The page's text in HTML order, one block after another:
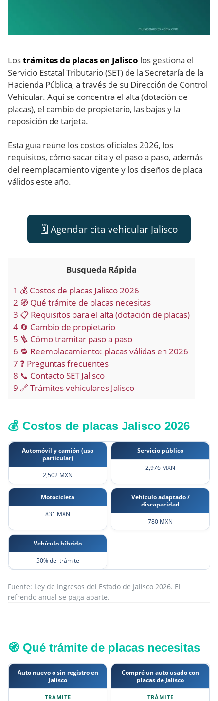
Lostrámites de placas en Jalisco los gestiona el
Servicio Estatal Tributario (SET) de la Secretaría de la
Hacienda Pública, a través de su Dirección de Control
Vehicular. Aquí se concentra el alta (dotación de
placas), el cambio de propietario, las bajas y la
reposición de tarjeta.
Esta guía reúne los costos oficiales 2026, los
requisitos, cómo sacar cita y el paso a paso, además
del reemplacamiento vigente y los diseños de placa
válidos este año.
🗓️ Agendar cita vehicular Jalisco
Busqueda Rápida
1 💰 Costos de placas Jalisco 2026
2 🧭 Qué trámite de placas necesitas
3 📋 Requisitos para el alta (dotación de placas)
4 🔄 Cambio de propietario
5 🪜 Cómo tramitar paso a paso
6 🔁 Reemplacamiento: placas válidas en 2026
7 ❓ Preguntas frecuentes
8 📞 Contacto SET Jalisco
9 🔗 Trámites vehiculares Jalisco
💰 Costos de placas Jalisco 2026
Automóvil y camión (uso
particular)
2,502 MXN
Servicio público
2,976 MXN
Motocicleta
831 MXN
Vehículo adaptado /
discapacidad
780 MXN
Vehículo híbrido
50% del trámite
Fuente: Ley de Ingresos del Estado de Jalisco 2026. El
refrendo anual se paga aparte.
🧭 Qué trámite de placas necesitas
Auto nuevo o sin registro en
Jalisco
Compré un auto usado con
placas de Jalisco